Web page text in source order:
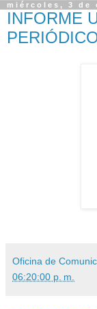
miércoles, 3 de
INFORME
Oficina de
06:20:00 p. m.